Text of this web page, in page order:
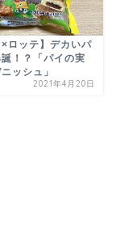
×ロッテ】デカいパ
！？「パイの実
ッシュ」
2021年4月20日